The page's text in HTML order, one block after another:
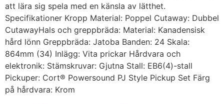
att lära sig spela med en känsla av lätthet.
Specifikationer Kropp Material: Poppel Cutaway: Dubbel
CutawayHals och greppbräda: Material: Kanadensisk
hård lönn Greppbräda: Jatoba Banden: 24 Skala:
864mm (34) Inlägg: Vita prickar Hårdvara och
elektronik: Stämskruvar: Gjutna Stall: EB6(4)-stall
Pickuper: Cort® Powersound PJ Style Pickup Set Färg
på hårdvara: Krom